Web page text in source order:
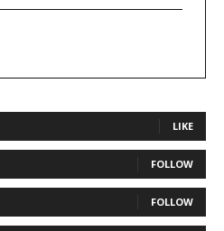
LIKE
FOLLOW
FOLLOW